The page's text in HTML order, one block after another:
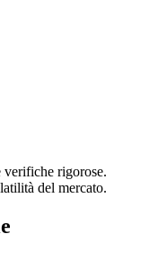
verifiche rigorose.
del mercato.